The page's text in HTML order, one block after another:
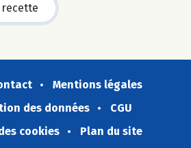
Mentions légales
des données
CGU
cookies
Plan du site